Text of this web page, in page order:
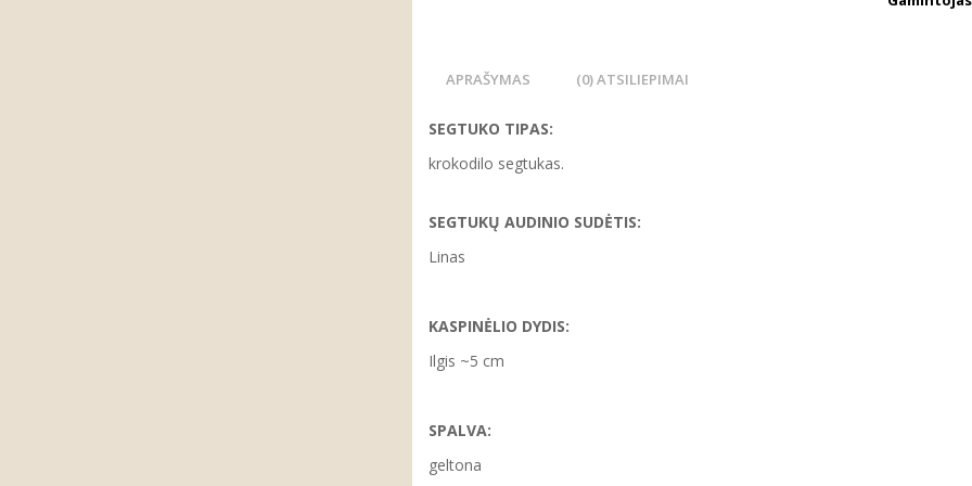
APRAŠYMAS (0) ATSILIEPIMAI
SEGTUKO TIPAS:
krokodilo segtukas.
SEGTUKŲ AUDINIO SUDĖTIS:
Linas
KASPINĖLIO DYDIS:
Ilgis ~5 cm
SPALVA:
geltona